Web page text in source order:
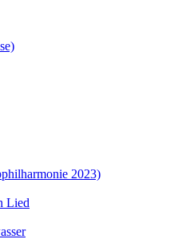
2023)
Lied